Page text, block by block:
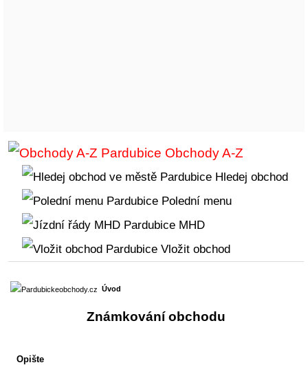
Obchody A-Z
Hledej obchod
Polední menu
MHD
Vložit obchod
Úvod
Známkování obchodu
Opište